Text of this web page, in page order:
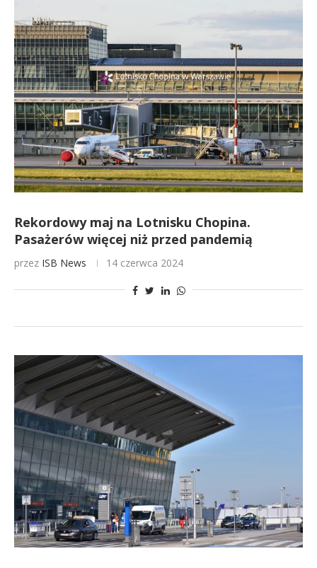
Rekordowy maj na Lotnisku Chopina.
Pasażerów więcej niż przed pandemią
przez ISB News 14 czerwca 2024